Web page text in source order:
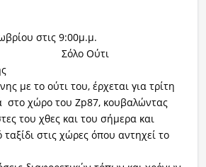
Οκτωβρίου στις 9:00μ.μ.
Ούτι
με το ούτι του, έρχεται για τρίτη
στο χώρο του Zp87, κουβαλώντας
του χθες και του σήμερα και
στις χώρες όπου αντηχεί το